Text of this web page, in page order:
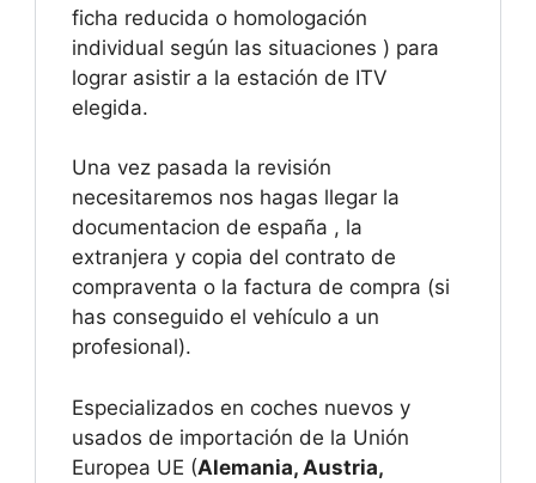
ficha reducida o homologación
individual según las situaciones ) para
lograr asistir a la estación de ITV
elegida.
Una vez pasada la revisión
necesitaremos nos hagas llegar la
documentacion de españa , la
extranjera y copia del contrato de
compraventa o la factura de compra (si
has conseguido el vehículo a un
profesional).
Especializados en coches nuevos y
usados de importación de la Unión
Europea UE (Alemania, Austria,